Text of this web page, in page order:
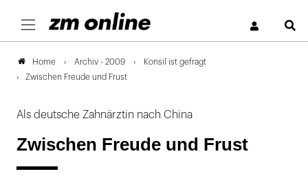
Home Archiv - 2009
Konsil ist gefragt
Zwischen Freude und Frust
Als deutsche Zahnärztin nach China
Zwischen Freude und Frust